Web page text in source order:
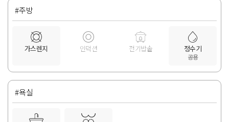
#주방
가스렌지 인덕션 전기밥솥 정수기
공용
#욕실